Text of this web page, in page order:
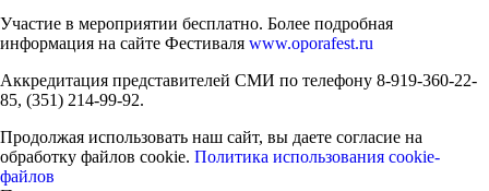
Участие в мероприятии бесплатно. Более подробная
информация на сайте Фестиваля www.oporafest.ru
Аккредитация представителей СМИ по телефону 8-919-360-22-
85, (351) 214-99-92.
Продолжая использовать наш сайт, вы даете согласие на
обработку файлов cookie. Политика использования cookie-
файлов